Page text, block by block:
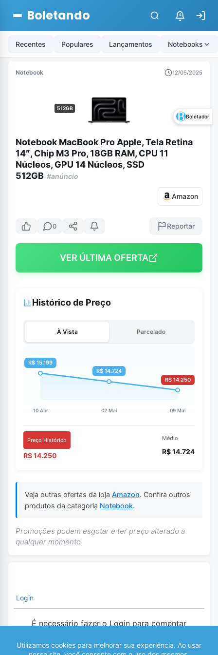
Boletando $
Recentes Populares Lançamentos Notebooks
Notebook 12/05/2025
512GB
Boletador
Notebook MacBook Pro Apple, Tela Retina
14″, Chip M3 Pro, 18GB RAM, CPU 11
Núcleos, GPU 14 Núcleos, SSD
512GB #anúncio
Amazon
0 Reportar
VER ÚLTIMA OFERTA
Histórico de Preço
À Vista Parcelado
Preço Histórico
R$ 14.250
Médio
R$ 14.724
Veja outras ofertas da loja Amazon. Confira outros
produtos da categoria Notebook.
Promoções podem esgotar e ter preço alterado a
qualquer momento
Login
É necessário fazer o Login para comentar
0 COMENTÁRIOS